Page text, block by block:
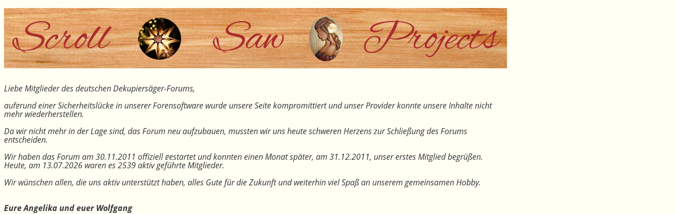
Liebe Mitglieder des deutschen Dekupiersäger-Forums,
aufgrund einer Sicherheitslücke in unserer Forensoftware wurde unsere Seite kompromittiert und unser Provider konnte unsere Inhalte nicht
mehr wiederherstellen.
Da wir nicht mehr in der Lage sind, das Forum neu aufzubauen, mussten wir uns heute schweren Herzens zur Schließung des Forums
entscheiden.
Wir haben das Forum am 30.11.2011 offiziell gestartet und konnten einen Monat später, am 31.12.2011, unser erstes Mitglied begrüßen.
Heute, am 13.07.2026 waren es 2539 aktiv geführte Mitglieder.
Wir wünschen allen, die uns aktiv unterstützt haben, alles Gute für die Zukunft und weiterhin viel Spaß an unserem gemeinsamen Hobby.
Eure Angelika und euer Wolfgang